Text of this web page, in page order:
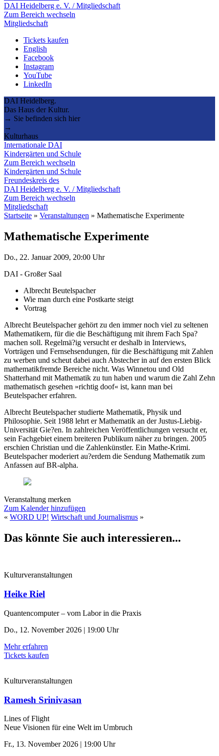
DAI Heidelberg e. V. / Mitgliedschaft
Zum Bereich wechseln
Mitgliedschaft
Tickets kaufen
English
Facebook
Instagram
YouTube
LinkedIn
DAI Heidelberg.
Das Haus der Kultur.
→ Sie befinden sich hier
→
Kulturhaus
Internationale DAI
Kindergärten und Schule
Zum Bereich wechseln
Kindergärten und Schule
Freundeskreis des
DAI Heidelberg e. V. / Mitgliedschaft
Zum Bereich wechseln
Mitgliedschaft
Startseite » Veranstaltungen » Mathematische Experimente
Mathematische Experimente
Do., 22. Januar 2009, 20:00 Uhr
DAI - Großer Saal
Albrecht Beutelspacher
Wie man durch eine Postkarte steigt
Vortrag
Albrecht Beutelspacher gehört zu den immer noch viel zu seltenen
Mathematikern, für die die Beschäftigung mit ihrem Fach Spa?
machen soll. Regelmä?ig versucht er deshalb in Interviews,
Vorträgen und Fernsehsendungen, für die Beschäftigung mit Zahlen
zu werben und scheut dabei auch Abstecher in auf den ersten Blick
mathematikfremde Bereiche nicht. Was Winnetou und Old
Shatterhand mit Mathematik zu tun haben und warum die Zahl Zehn
mathematisch gesehen »richtig doof« ist, kann man bei
Beutelspacher erfahren.
Albrecht Beutelspacher studierte Mathematik, Physik und
Philosophie. Seit 1988 lehrt er Mathematik an der Justus-Liebig-
Universität Gie?en. In zahlreichen Veröffentlichungen versucht er,
sein Fachgebiet einem breiteren Publikum näher zu bringen. 2005
erschien Christian und die Zahlenkünstler. Ein Mathe-Krimi.
Beutelspacher moderiert au?erdem die Sendung Mathematik zum
Anfassen auf BR-alpha.
Veranstaltung merken
Zum Kalender hinzufügen
« WORD UP! Wirtschaft und Journalismus »
Das könnte Sie auch interessieren...
Kulturveranstaltungen
Heike Riel
Quantencomputer – vom Labor in die Praxis
Do., 12. November 2026 | 19:00 Uhr
Mehr erfahren
Tickets kaufen
Kulturveranstaltungen
Ramesh Srinivasan
Lines of Flight
Neue Visionen für eine Welt im Umbruch
Fr., 13. November 2026 | 19:00 Uhr